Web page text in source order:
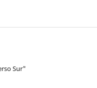
Sur"